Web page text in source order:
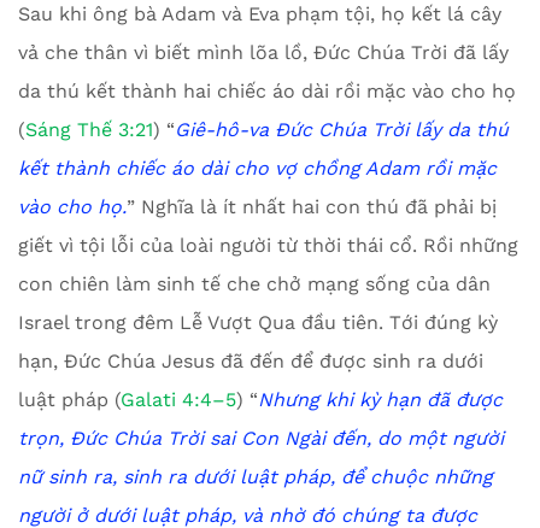
Sau khi ông bà Adam và Eva phạm tội, họ kết lá cây
vả che thân vì biết mình lõa lồ, Đức Chúa Trời đã lấy
da thú kết thành hai chiếc áo dài rồi mặc vào cho họ
(Sáng Thế 3:21) “Giê-hô-va Đức Chúa Trời lấy da thú
kết thành chiếc áo dài cho vợ chồng Adam rồi mặc
vào cho họ.” Nghĩa là ít nhất hai con thú đã phải bị
giết vì tội lỗi của loài người từ thời thái cổ. Rồi những
con chiên làm sinh tế che chở mạng sống của dân
Israel trong đêm Lễ Vượt Qua đầu tiên. Tới đúng kỳ
hạn, Đức Chúa Jesus đã đến để được sinh ra dưới
luật pháp (Galati 4:4–5) “Nhưng khi kỳ hạn đã được
trọn, Đức Chúa Trời sai Con Ngài đến, do một người
nữ sinh ra, sinh ra dưới luật pháp, để chuộc những
người ở dưới luật pháp, và nhờ đó chúng ta được